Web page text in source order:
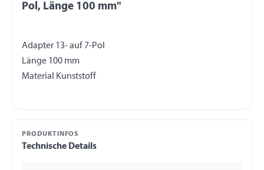
Pol, Länge 100 mm"
Adapter 13- auf 7-Pol
Länge 100 mm
PRODUKTINFOS
Technische Details